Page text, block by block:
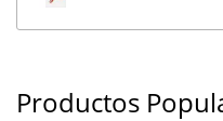
Productos